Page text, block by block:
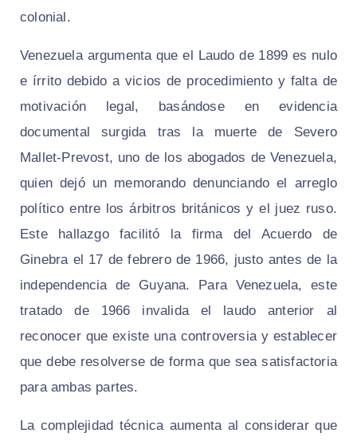
colonial.
Venezuela argumenta que el Laudo de 1899 es nulo
e írrito debido a vicios de procedimiento y falta de
motivación legal, basándose en evidencia
documental surgida tras la muerte de Severo
Mallet-Prevost, uno de los abogados de Venezuela,
quien dejó un memorando denunciando el arreglo
político entre los árbitros británicos y el juez ruso.
Este hallazgo facilitó la firma del Acuerdo de
Ginebra el 17 de febrero de 1966, justo antes de la
independencia de Guyana. Para Venezuela, este
tratado de 1966 invalida el laudo anterior al
reconocer que existe una controversia y establecer
que debe resolverse de forma que sea satisfactoria
para ambas partes.
La complejidad técnica aumenta al considerar que